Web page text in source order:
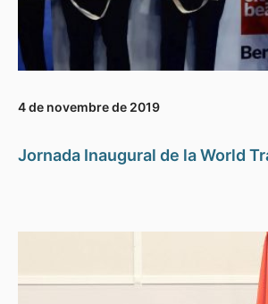
4 de novembre de 2019
Jornada Inaugural de la World